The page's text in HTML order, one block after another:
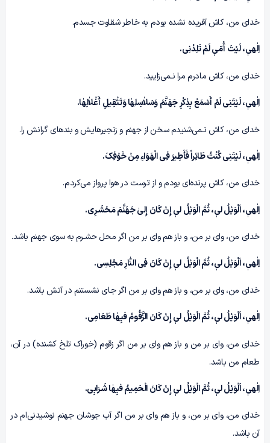
خدای من، کاش آفریده نشده بودم به خاطر شقاوت جسدم.
اِلٰهیٖ، لَیْتَ أُمّیٖ لَمْ تَلِدْنِی.
خدای من، کاش مادرم مرا نـمی‌زایید.
اِلٰهیٖ، لَیْتَنِی لَمْ أَسْمَعْ بِذِکْرِ جَهَنَّمَ وَسَلاٰسِلِهٰا وَتَثْقِیلِ أَغْلاٰلِهٰا.
خدای من، کاش نـمی‌شنیدم سخن از جهنم و زنجیرهایش و بندهای گرانش را.
اِلٰهیٖ، لَیْتَنِی کُنْتُ طَائِراً فَأَطِیرَ فِی الْهَوَاءِ مِنْ خَوْفِکَ.
خدای من، کاش پرنده‌ای بودم و از ترست در هوا پرواز می‌کردم.
اِلٰهیٖ، اَلْوَیْلُ لیٖ، ثُمَّ الْوَیْلُ لیٖ إِنْ کَانَ إِلیٰ جَهَنَّمَ مَحْشَـرِی.
خدای من، وای بر من، و باز هم وای بر من اگر محل حشـرم به سوی جهنم باشد.
اِلٰهیٖ، اَلْوَیْلُ لیٖ، ثُمَّ الْوَیْلُ لیٖ إِنْ کَانَ فِی النّٰارِ مَجْلِسِی.
خدای من، وای بر من، و باز هم وای بر من اگر جای نشستنم در آتش باشد.
اِلٰهیٖ، اَلْوَیْلُ لیٖ، ثُمَّ الْوَیْلُ لیٖ إِنْ کَانَ الزَّقُومُ فیِهٰا طَعَامِی.
خدای من، وای بر من و باز هم وای بر من اگر زقوم (خوراک تلخ کشنده) در آن،
طعام من باشد.
اِلٰهیٖ، اَلْوَیْلُ لیٖ، ثُمَّ الْوَیْلُ لیٖ إِنْ کَانَ الْحَمِیمُ فیِهٰا شَـرَابِی.
خدای من، وای بر من، و باز هم وای بر من اگر آب جوشان جهنم نوشیدنی‌ام در
آن باشد.